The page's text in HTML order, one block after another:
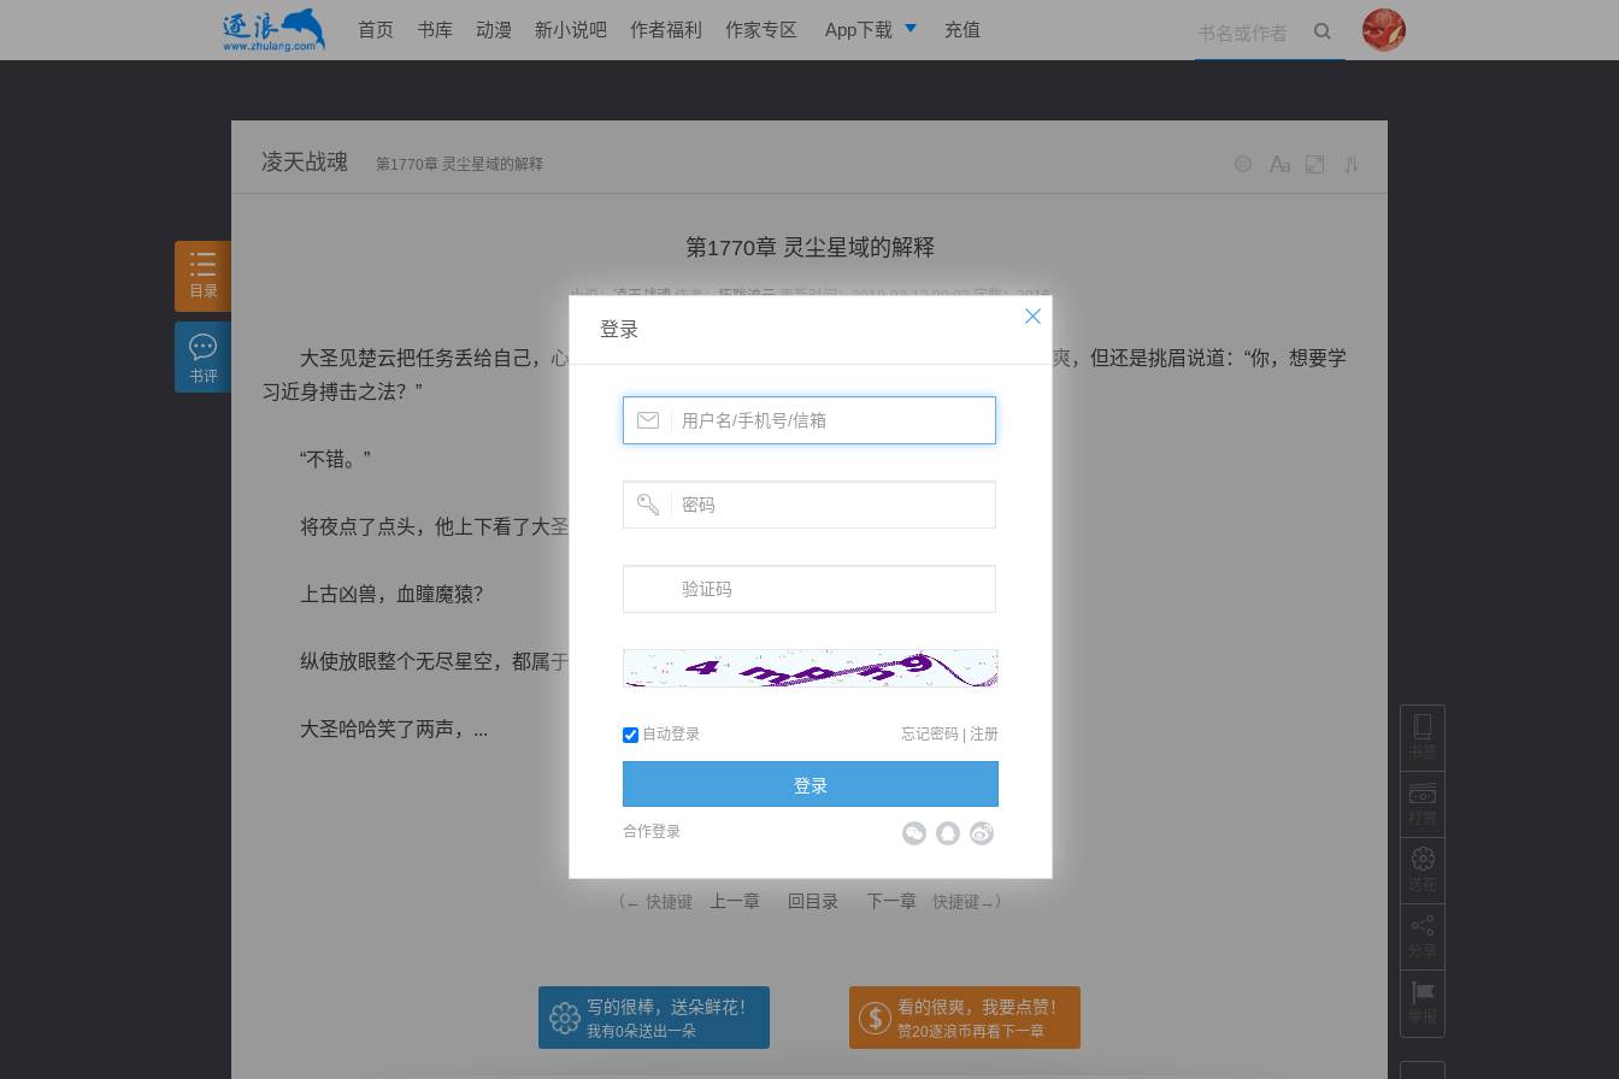
首页 书库 动漫 新小说吧 作者福利 作家专区 App下载 充值
凌天战魂 第1770章 灵尘星域的解释
第1770章 灵尘星域的解释
小说：凌天战魂作者：拓跋流云更新时间：2019-03-12 00:03 字数：3016
大圣见楚云把任务丢给自己，心底有些不爽，但兄弟交代的事情得办到啊，所以他虽然不爽，但还是挑眉说道：“你，想要学
习近身搏击之法？”
“不错。”
将夜点了点头，他上下看了大圣一眼，心底有些惊讶。
上古凶兽，血瞳魔猿？
纵使放眼整个无尽星空，都属于很少见的种族！
大圣哈哈笑了两声，...
（← 快捷键 上一章 回目录 下一章 快捷键→）
写的很棒，送朵鲜花！
我有0朵送出一朵
看的很爽，我要点赞！
赞20逐浪币再看下一章
目录
书评
登录
自动登录 忘记密码 | 注册
登录
合作登录